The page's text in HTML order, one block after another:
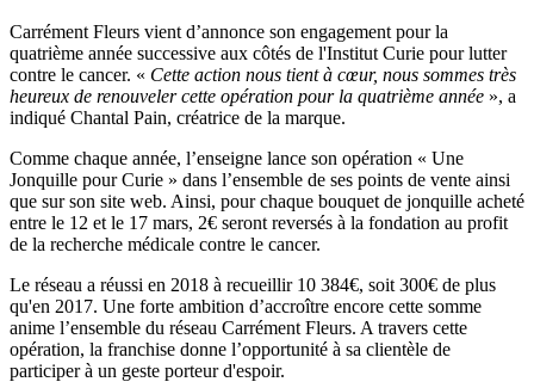
Carrément Fleurs vient d’annonce son engagement pour la
quatrième année successive aux côtés de l'Institut Curie pour lutter
contre le cancer. « Cette action nous tient à cœur, nous sommes très
heureux de renouveler cette opération pour la quatrième année », a
indiqué Chantal Pain, créatrice de la marque.
Comme chaque année, l’enseigne lance son opération « Une
Jonquille pour Curie » dans l’ensemble de ses points de vente ainsi
que sur son site web. Ainsi, pour chaque bouquet de jonquille acheté
entre le 12 et le 17 mars, 2€ seront reversés à la fondation au profit
de la recherche médicale contre le cancer.
Le réseau a réussi en 2018 à recueillir 10 384€, soit 300€ de plus
qu'en 2017. Une forte ambition d’accroître encore cette somme
anime l’ensemble du réseau Carrément Fleurs. A travers cette
opération, la franchise donne l’opportunité à sa clientèle de
participer à un geste porteur d'espoir.